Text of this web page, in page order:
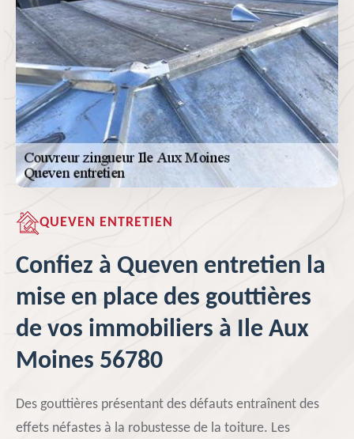
QUEVEN ENTRETIEN
Confiez à Queven entretien la
mise en place des gouttières
de vos immobiliers à Ile Aux
Moines 56780
Des gouttières présentant des défauts entraînent des
effets néfastes à la robustesse de la toiture. Les